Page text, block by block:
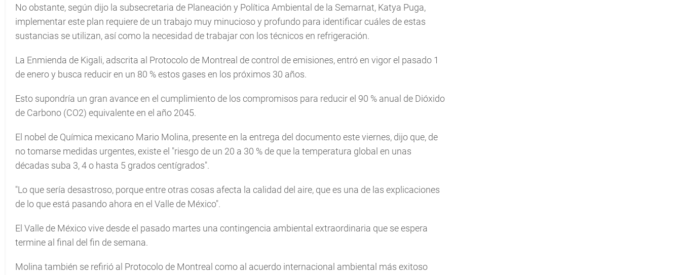
No obstante, según dijo la subsecretaria de Planeación y Política Ambiental de la Semarnat, Katya Puga,
implementar este plan requiere de un trabajo muy minucioso y profundo para identificar cuáles de estas
sustancias se utilizan, así como la necesidad de trabajar con los técnicos en refrigeración.
La Enmienda de Kigali, adscrita al Protocolo de Montreal de control de emisiones, entró en vigor el pasado 1
de enero y busca reducir en un 80 % estos gases en los próximos 30 años.
Esto supondría un gran avance en el cumplimiento de los compromisos para reducir el 90 % anual de Dióxido
de Carbono (CO2) equivalente en el año 2045.
El nobel de Química mexicano Mario Molina, presente en la entrega del documento este viernes, dijo que, de
no tomarse medidas urgentes, existe el "riesgo de un 20 a 30 % de que la temperatura global en unas
décadas suba 3, 4 o hasta 5 grados centígrados".
"Lo que sería desastroso, porque entre otras cosas afecta la calidad del aire, que es una de las explicaciones
de lo que está pasando ahora en el Valle de México".
El Valle de México vive desde el pasado martes una contingencia ambiental extraordinaria que se espera
termine al final del fin de semana.
Molina también se refirió al Protocolo de Montreal como al acuerdo internacional ambiental más exitoso